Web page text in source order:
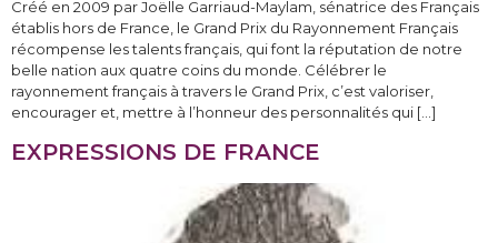
Créé en 2009 par Joëlle Garriaud-Maylam, sénatrice des Français
établis hors de France, le Grand Prix du Rayonnement Français
récompense les talents français, qui font la réputation de notre
belle nation aux quatre coins du monde. Célébrer le
rayonnement français à travers le Grand Prix, c’est valoriser,
encourager et, mettre à l’honneur des personnalités qui […]
EXPRESSIONS DE FRANCE